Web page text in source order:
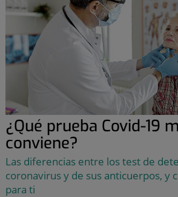
¿Qué prueba Covid-19
conviene?
Las diferencias entre los test de
coronavirus y de sus anticuerpos, y
para ti